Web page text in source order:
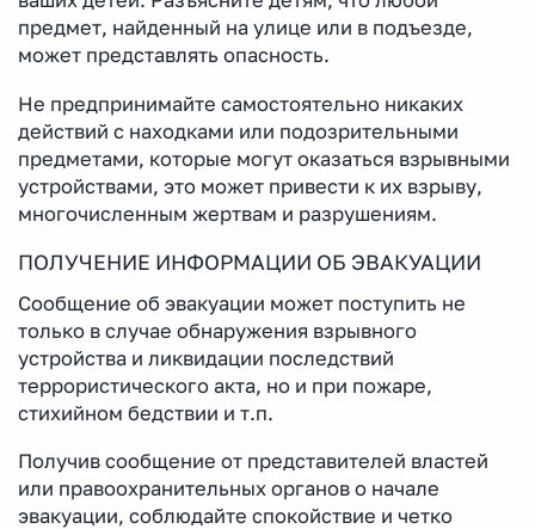
предмет, найденный на улице или в подъезде,
может представлять опасность.
Не предпринимайте самостоятельно никаких
действий с находками или подозрительными
предметами, которые могут оказаться взрывными
устройствами, это может привести к их взрыву,
многочисленным жертвам и разрушениям.
ПОЛУЧЕНИЕ ИНФОРМАЦИИ ОБ ЭВАКУАЦИИ
Сообщение об эвакуации может поступить не
только в случае обнаружения взрывного
устройства и ликвидации последствий
террористического акта, но и при пожаре,
стихийном бедствии и т.п.
Получив сообщение от представителей властей
или правоохранительных органов о начале
эвакуации, соблюдайте спокойствие и четко